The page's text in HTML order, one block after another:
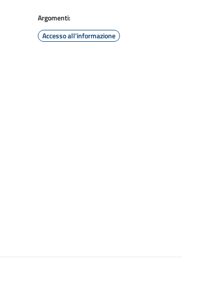
Argomenti:
Accesso all'informazione